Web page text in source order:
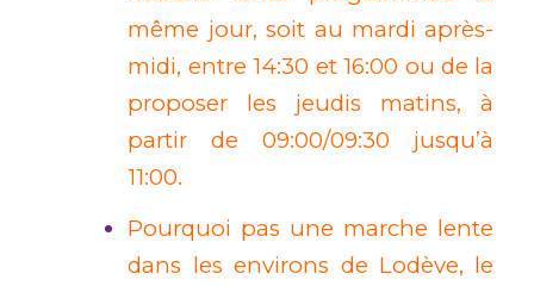
même jour, soit au mardi après-
midi, entre 14:30 et 16:00 ou de la
proposer les jeudis matins, à
partir de 09:00/09:30 jusqu’à
11:00.
Pourquoi pas une marche lente
dans les environs de Lodève, le